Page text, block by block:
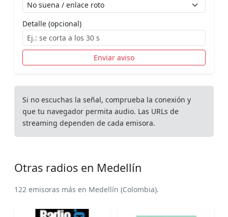
Detalle (opcional)
Enviar aviso
Si no escuchas la señal, comprueba la conexión y
que tu navegador permita audio. Las URLs de
streaming dependen de cada emisora.
Otras radios en Medellín
122 emisoras más en Medellín (Colombia).